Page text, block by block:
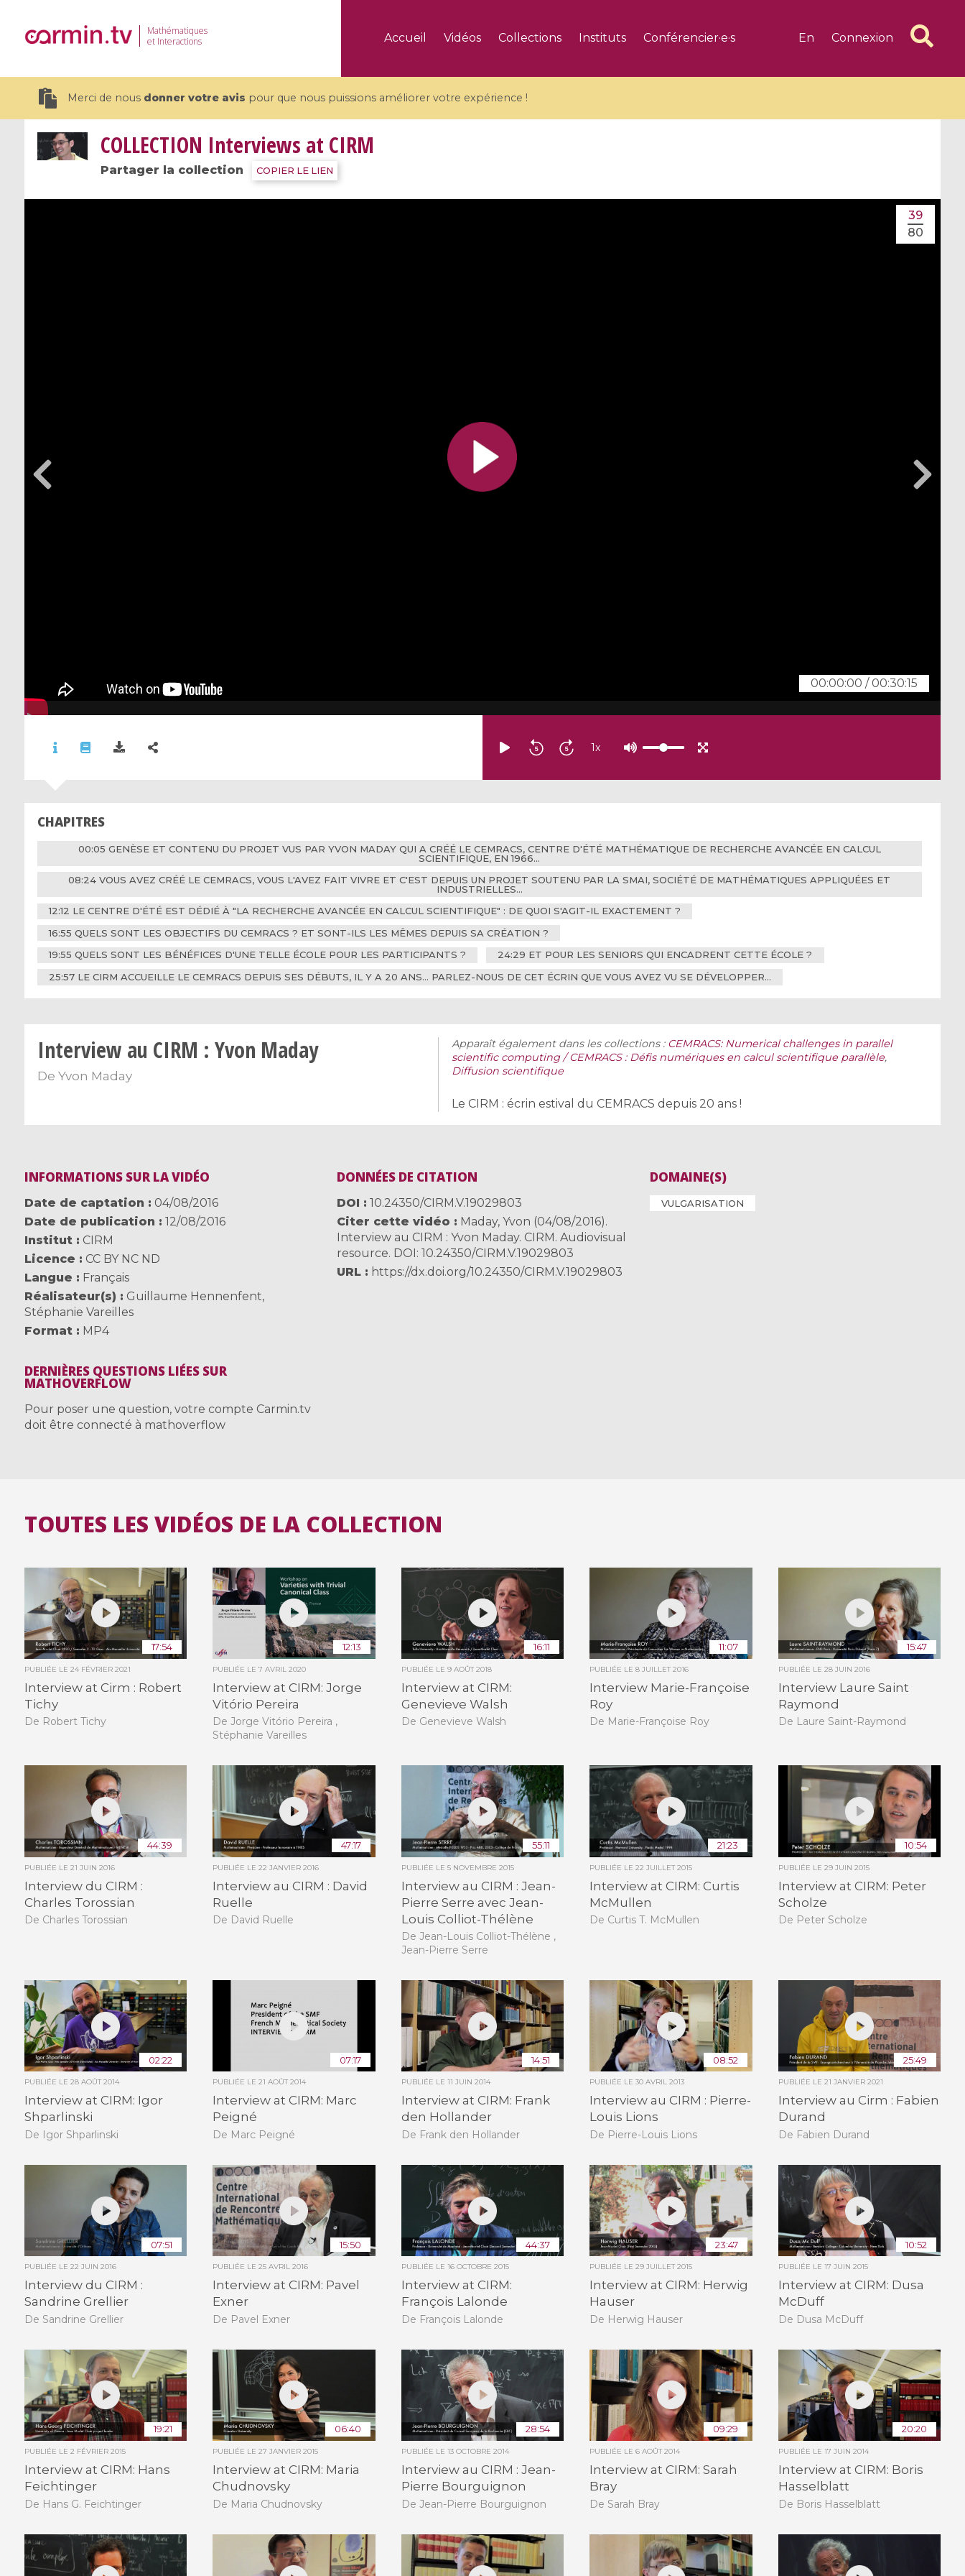
Mathématiques
et Interactions
Accueil Vidéos Collections Instituts Conférencier·e·s En Connexion
Merci de nous donner votre avis pour que nous puissions améliorer votre expérience !
19 videos 5 videos 6 videos 1 videos
COLLECTION Interviews at CIRM
Partager la collection COPIER LE LIEN
00:00:00 /00:30:15
39
80
1x
CHAPITRES
00:05 GENÈSE ET CONTENU DU PROJET VUS PAR YVON MADAY QUI A CRÉÉ LE CEMRACS, CENTRE D'ÉTÉ MATHÉMATIQUE DE RECHERCHE AVANCÉE EN CALCUL
SCIENTIFIQUE, EN 1966…
08:24 VOUS AVEZ CRÉÉ LE CEMRACS, VOUS L'AVEZ FAIT VIVRE ET C'EST DEPUIS UN PROJET SOUTENU PAR LA SMAI, SOCIÉTÉ DE MATHÉMATIQUES APPLIQUÉES ET
INDUSTRIELLES…
12:12 LE CENTRE D'ÉTÉ EST DÉDIÉ À "LA RECHERCHE AVANCÉE EN CALCUL SCIENTIFIQUE" : DE QUOI S'AGIT-IL EXACTEMENT ?
16:55 QUELS SONT LES OBJECTIFS DU CEMRACS ? ET SONT-ILS LES MÊMES DEPUIS SA CRÉATION ?
19:55 QUELS SONT LES BÉNÉFICES D'UNE TELLE ÉCOLE POUR LES PARTICIPANTS ?
24:29 ET POUR LES SENIORS QUI ENCADRENT CETTE ÉCOLE ?
25:57 LE CIRM ACCUEILLE LE CEMRACS DEPUIS SES DÉBUTS, IL Y A 20 ANS… PARLEZ-NOUS DE CET ÉCRIN QUE VOUS AVEZ VU SE DÉVELOPPER…
Interview au CIRM : Yvon Maday
De Yvon Maday
Apparaît également dans les collections : CEMRACS: Numerical challenges in parallel
scientific computing / CEMRACS : Défis numériques en calcul scientifique parallèle,
Diffusion scientifique
Le CIRM : écrin estival du CEMRACS depuis 20 ans !
INFORMATIONS SUR LA VIDÉO
Date de captation
04/08/2016
Date de publication
12/08/2016
Institut
CIRM
Licence
CC BY NC ND
Langue
Français
Réalisateur(s)
Guillaume Hennenfent,
Stéphanie Vareilles
Format
MP4
DONNÉES DE CITATION
DOI
10.24350/CIRM.V.19029803
Citer cette vidéo
Maday, Yvon (04/08/2016).
Interview au CIRM : Yvon Maday. CIRM. Audiovisual
resource. DOI: 10.24350/CIRM.V.19029803
URL
https://dx.doi.org/10.24350/CIRM.V.19029803
DOMAINE(S)
VULGARISATION
DERNIÈRES QUESTIONS LIÉES SUR
MATHOVERFLOW
Pour poser une question, votre compte Carmin.tv
doit être connecté à mathoverflow
TOUTES LES VIDÉOS DE LA COLLECTION
17:54
PUBLIÉE LE 24 FÉVRIER 2021
Interview at Cirm : Robert
Tichy
De Robert Tichy
12:13
PUBLIÉE LE7 AVRIL 2020
Interview at CIRM: Jorge
Vitório Pereira
De Jorge Vitório Pereira ,
Stéphanie Vareilles
16:11
PUBLIÉE LE 9 AOÛT 2018
Interview at CIRM:
Genevieve Walsh
De Genevieve Walsh
11:07
PUBLIÉE LE8 JUILLET 2016
Interview Marie-Françoise
Roy
De Marie-Françoise Roy
15:47
PUBLIÉE LE 28 JUIN 2016
Interview Laure Saint
Raymond
De Laure Saint-Raymond
44:39
PUBLIÉE LE 21 JUIN 2016
Interview du CIRM :
Charles Torossian
De Charles Torossian
47:17
PUBLIÉE LE22 JANVIER 2016
Interview au CIRM : David
Ruelle
De David Ruelle
55:11
PUBLIÉE LE 5 NOVEMBRE 2015
Interview au CIRM : Jean-
Pierre Serre avec Jean-
Louis Colliot-Thélène
De Jean-Louis Colliot-Thélène ,
Jean-Pierre Serre
21:23
PUBLIÉE LE22 JUILLET 2015
Interview at CIRM: Curtis
McMullen
De Curtis T. McMullen
10:54
PUBLIÉE LE 29 JUIN 2015
Interview at CIRM: Peter
Scholze
De Peter Scholze
02:22
PUBLIÉE LE 28 AOÛT 2014
Interview at CIRM: Igor
Shparlinski
De Igor Shparlinski
07:17
PUBLIÉE LE21 AOÛT 2014
Interview at CIRM: Marc
Peigné
De Marc Peigné
14:51
PUBLIÉE LE 11 JUIN 2014
Interview at CIRM: Frank
den Hollander
De Frank den Hollander
08:52
PUBLIÉE LE30 AVRIL 2013
Interview au CIRM : Pierre-
Louis Lions
De Pierre-Louis Lions
25:49
PUBLIÉE LE 21 JANVIER 2021
Interview au Cirm : Fabien
Durand
De Fabien Durand
07:51
PUBLIÉE LE 22 JUIN 2016
Interview du CIRM :
Sandrine Grellier
De Sandrine Grellier
15:50
PUBLIÉE LE25 AVRIL 2016
Interview at CIRM: Pavel
Exner
De Pavel Exner
44:37
PUBLIÉE LE 16 OCTOBRE 2015
Interview at CIRM:
François Lalonde
De François Lalonde
23:47
PUBLIÉE LE29 JUILLET 2015
Interview at CIRM: Herwig
Hauser
De Herwig Hauser
10:52
PUBLIÉE LE 17 JUIN 2015
Interview at CIRM: Dusa
McDuff
De Dusa McDuff
19:21
PUBLIÉE LE 2 FÉVRIER 2015
Interview at CIRM: Hans
Feichtinger
De Hans G. Feichtinger
06:40
PUBLIÉE LE27 JANVIER 2015
Interview at CIRM: Maria
Chudnovsky
De Maria Chudnovsky
28:54
PUBLIÉE LE 13 OCTOBRE 2014
Interview au CIRM : Jean-
Pierre Bourguignon
De Jean-Pierre Bourguignon
09:29
PUBLIÉE LE6 AOÛT 2014
Interview at CIRM: Sarah
Bray
De Sarah Bray
20:20
PUBLIÉE LE 17 JUIN 2014
Interview at CIRM: Boris
Hasselblatt
De Boris Hasselblatt